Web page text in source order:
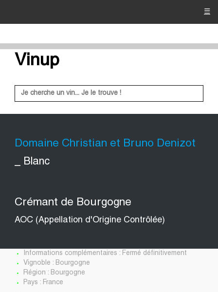
☰
Vinup
Domaine Christian et Bruno Denizot
_ Blanc
Crémant de Bourgogne
AOC (Appellation d'Origine Contrôlée)
Informations complémentaires : Fermé définitivement
Vignoble : Bourgogne
Région : Bourgogne
Pays : France